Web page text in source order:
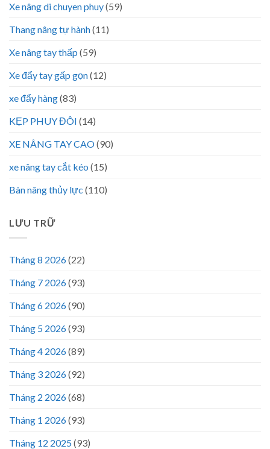
Xe nâng di chuyen phuy(59)
Thang nâng tự hành(11)
Xe nâng tay thấp (59)
Xe đẩy tay gấp gọn(12)
xe đẩy hàng(83)
KẸP PHUY ĐÔI (14)
XE NÂNG TAY CAO(90)
xe nâng tay cắt kéo (15)
Bàn nâng thủy lực (110)
LƯU TRỮ
Tháng 8 2026(22)
Tháng 7 2026(93)
Tháng 6 2026(90)
Tháng 5 2026(93)
Tháng 4 2026(89)
Tháng 3 2026(92)
Tháng 2 2026(68)
Tháng 1 2026(93)
Tháng 12 2025(93)